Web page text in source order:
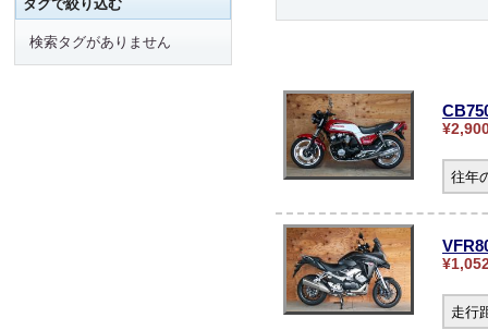
往年
走行
タグで絞り込む
検索タグがありません